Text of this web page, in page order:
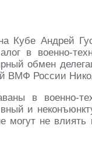
Кубе Андрей
в военно-
обмен
ВМФ России
в военно-
и
могут не